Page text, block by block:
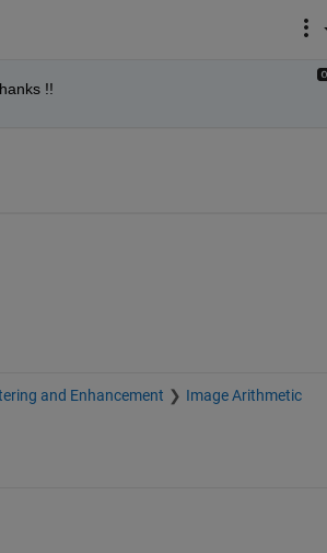
!!
and Enhancement Image Arithmetic